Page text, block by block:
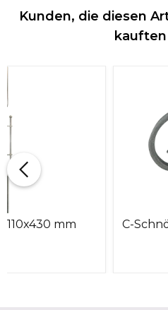
Kunden, die diesen
110x430 mm C-